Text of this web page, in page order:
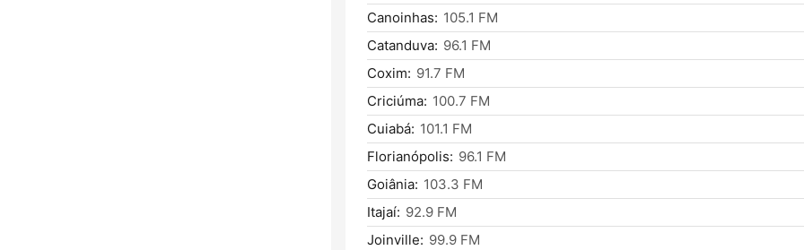
Canoinhas: 105.1 FM
Catanduva: 96.1 FM
Coxim: 91.7 FM
Criciúma: 100.7 FM
Cuiabá: 101.1 FM
Florianópolis: 96.1 FM
Goiânia: 103.3 FM
Itajaí: 92.9 FM
Joinville: 99.9 FM